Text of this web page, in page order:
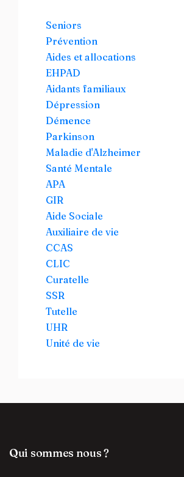
Seniors
Prévention
Aides et allocations
EHPAD
Aidants familiaux
Dépression
Démence
Parkinson
Maladie d'Alzheimer
Santé Mentale
APA
GIR
Aide Sociale
Auxiliaire de vie
CCAS
CLIC
Curatelle
SSR
Tutelle
UHR
Unité de vie
Qui sommes nous ?